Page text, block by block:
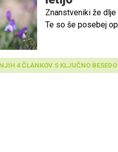
Znanstveniki že
Te so še posebej
raziskav so
letenja žuželk.
4 ČLANKOV S KLJUČNO BESEDO